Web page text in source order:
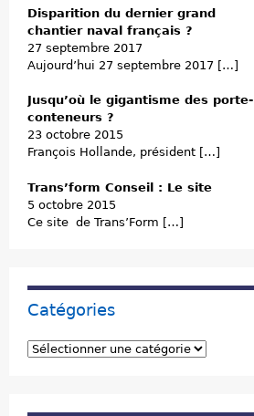
Disparition du dernier grand
chantier naval français ?
27 septembre 2017
Aujourd’hui 27 septembre 2017 […]
Jusqu’où le gigantisme des porte-
conteneurs ?
23 octobre 2015
François Hollande, président […]
Trans’form Conseil : Le site
5 octobre 2015
Ce site de Trans’Form […]
Catégories
C